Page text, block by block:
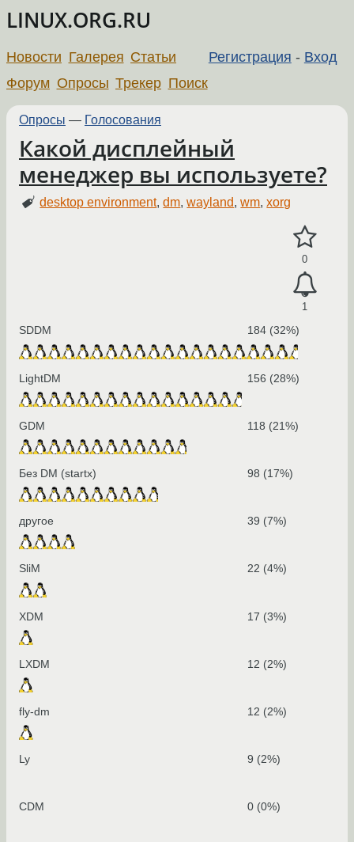
LINUX.ORG.RU
Регистрация - Вход
Новости Галерея Статьи
Форум Опросы Трекер Поиск
Опросы — Голосования
Какой дисплейный
менеджер вы используете?
desktop environment,dm,wayland,wm,xorg
0
1
SDDM 184 (32%)
LightDM 156 (28%)
GDM 118 (21%)
Без DM (startx) 98 (17%)
другое 39 (7%)
SliM 22 (4%)
XDM 17 (3%)
LXDM 12 (2%)
fly-dm 12 (2%)
Ly 9 (2%)
CDM 0 (0%)